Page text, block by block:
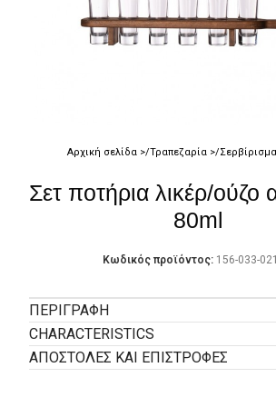
Αρχική σελίδα Τραπεζαρία Σερβίρισμα
Σετ ποτήρια λικέρ/ούζο
80ml
Κωδικός προϊόντος: 156-033-
ΠΕΡΙΓΡΑΦΉ
CHARACTERISTICS
ΑΠΟΣΤΟΛΕΣ ΚΑΙ ΕΠΙΣΤΡΟΦΕΣ